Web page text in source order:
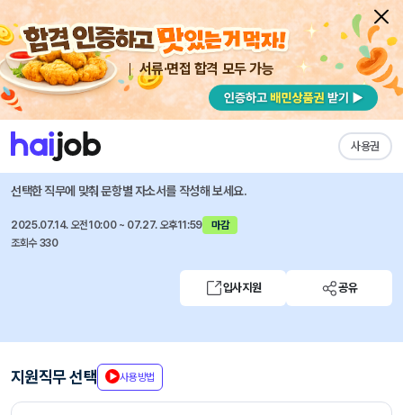
서류·면접 합격 모두 가능
사용권
채용공고 자소서 자유항목 자소서 내 작성목록
매일경제TV 즐겨찾기
기술감독(육아휴직 대체 인력) 채용
선택한 직무에 맞춰 문항별 자소서를 작성해 보세요.
2025.07.14. 오전10:00 ~ 07.27. 오후11:59
마감
조회수 330
입사지원 공유
지원직무 선택 사용방법